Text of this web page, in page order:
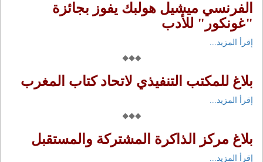
الفرنسي ميشيل هولبك يفوز بجائزة
"غونكور" للأدب
إقرأ المزيد...
بلاغ للمكتب التنفيذي لاتحاد كتاب المغرب
إقرأ المزيد...
بلاغ مركز الذاكرة المشتركة والمستقبل
إقرأ المزيد...